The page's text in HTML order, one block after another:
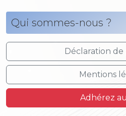
Qui sommes-nous ?
Déclaration de
Mentions
Adhérez